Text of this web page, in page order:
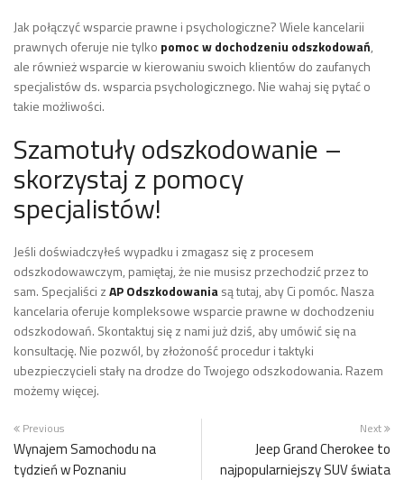
Jak połączyć wsparcie prawne i psychologiczne?Wiele kancelarii
prawnych oferuje nie tylko pomoc w dochodzeniu odszkodowań,
ale również wsparcie w kierowaniu swoich klientów do zaufanych
specjalistów ds. wsparcia psychologicznego. Nie wahaj się pytać o
takie możliwości.
Szamotuły odszkodowanie –
skorzystaj z pomocy
specjalistów!
Jeśli doświadczyłeś wypadku i zmagasz się z procesem
odszkodowawczym, pamiętaj, że nie musisz przechodzić przez to
sam. Specjaliści zAP Odszkodowaniasą tutaj, aby Ci pomóc. Nasza
kancelaria oferuje kompleksowe wsparcie prawne w dochodzeniu
odszkodowań. Skontaktuj się z nami już dziś, aby umówić się na
konsultację. Nie pozwól, by złożoność procedur i taktyki
ubezpieczycieli stały na drodze do Twojego odszkodowania. Razem
możemy więcej.
Previous
Wynajem Samochodu na
tydzień w Poznaniu
Next
Jeep Grand Cherokee to
najpopularniejszy SUV świata